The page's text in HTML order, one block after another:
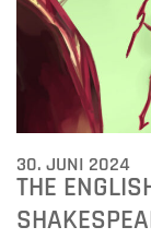
30. JUNI 2024
THE